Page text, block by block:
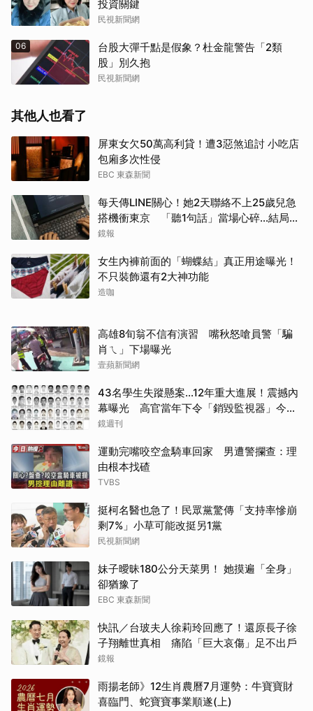
投資關鍵
民視新聞網
06
台股大彈千點是假象？杜金龍警告「2類
股」別久抱
民視新聞網
其他人也看了
屏東女欠50萬高利貸！遭3惡煞追討 小吃店
包廂多次性侵
EBC 東森新聞
每天傳LINE關心！她2天聯絡不上25歲兒急
搭機衝東京 「聽1句話」當場心碎...結局看
哭網
鏡報
女生內褲前面的「蝴蝶結」真正用途曝光！
不只裝飾還有2大神功能
造咖
高雄8旬翁不信有演習 嘴秋怒嗆員警「騙
肖ㄟ」下場曝光
壹蘋新聞網
43名學生失蹤懸案...12年重大進展！震撼內
幕曝光 高官當年下令「銷毀監視器」今遭
逮
鏡週刊
運動完嘴咬空盒騎車回家 男遭警攔查：理
由根本找碴
TVBS
挺柯名醫也急了！民眾黨驚傳「支持率慘崩
剩7%」小草可能改挺另1黨
民視新聞網
妹子曖昧180公分天菜男！ 她摸遍「全身」
卻猶豫了
EBC 東森新聞
快訊／台玻夫人徐莉玲回應了！還原長子徐
子翔離世真相 痛陷「巨大哀傷」足不出戶
鏡報
雨揚老師》12生肖農曆7月運勢：牛寶寶財
喜臨門、蛇寶寶事業順遂(上)